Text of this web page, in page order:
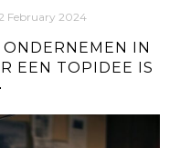
February 2024
IN
EEN TOPIDEE IS